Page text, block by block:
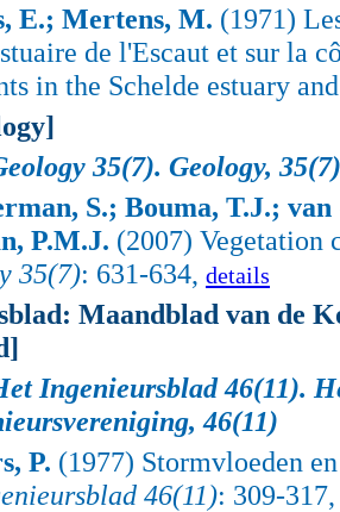
E.; Mertens, M. (1971)
de l'Escaut et sur la
in the Schelde estuary
35(7). Geology, 35(7)
S.; Bouma, T.J.;
P.M.J. (2007) Vegetation
35(7): 631-634, details
Maandblad van de
Ingenieursblad 46(11).
, 46(11)
P. (1977) Stormvloeden
46(11): 309-